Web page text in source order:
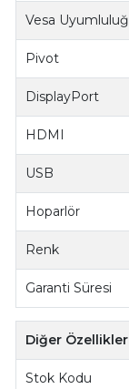
Vesa
Pivot
DisplayPort
HDMI
USB
Hoparlör
Renk
Garanti Süresi
Diğer Özellikler
Stok Kodu